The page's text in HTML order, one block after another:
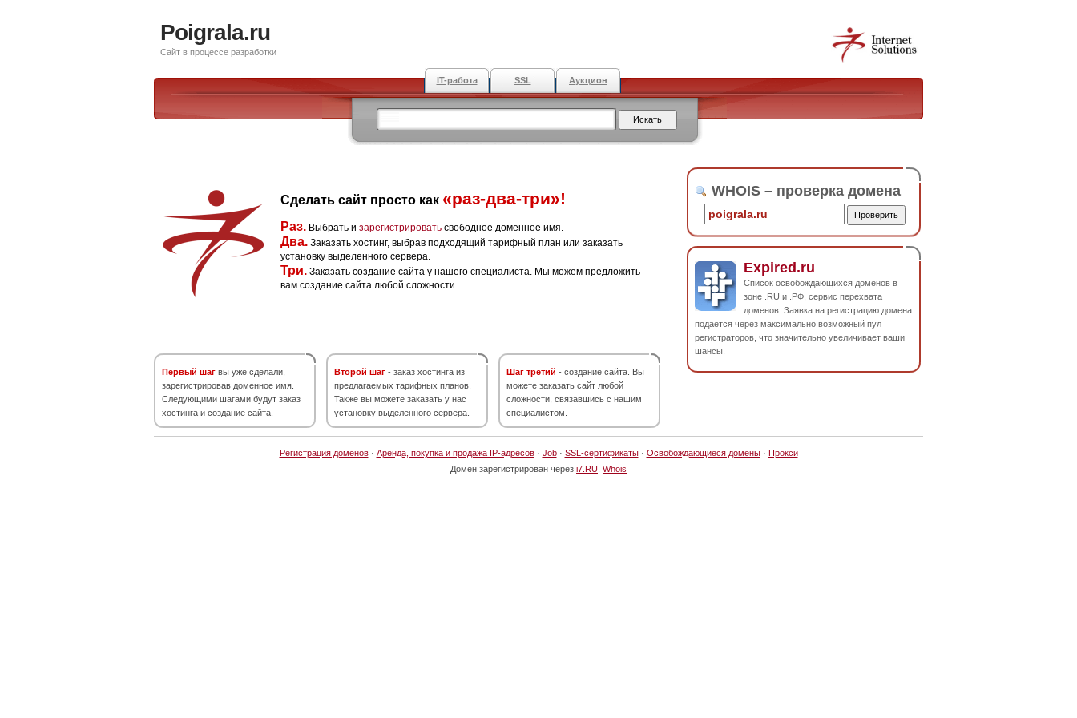
Poigrala.ru
Сайт в процессе разработки
IT-работа SSL Аукцион
Сделать сайт просто как «раз-два-три»!
Раз. Выбрать и зарегистрировать свободное доменное имя.
Два. Заказать хостинг, выбрав подходящий тарифный план или заказать
установку выделенного сервера.
Три. Заказать создание сайта у нашего специалиста. Мы можем предложить
вам создание сайта любой сложности.
Первый шаг вы уже сделали,
зарегистрировав доменное имя.
Следующими шагами будут заказ
хостинга и создание сайта.
Второй шаг - заказ хостинга из
предлагаемых тарифных планов.
Также вы можете заказать у нас
установку выделенного сервера.
Шаг третий - создание сайта. Вы
можете заказать сайт любой
сложности, связавшись с нашим
специалистом.
WHOIS – проверка домена
Expired.ru
Список освобождающихся доменов в
зоне .RU и .РФ, сервис перехвата
доменов. Заявка на регистрацию домена
подается через максимально возможный пул
регистраторов, что значительно увеличивает ваши
шансы.
Регистрация доменов· Аренда, покупка и продажа IP-адресов· Job· SSL-сертификаты· Освобождающиеся домены· Прокси
Домен зарегистрирован через i7.RU Whois